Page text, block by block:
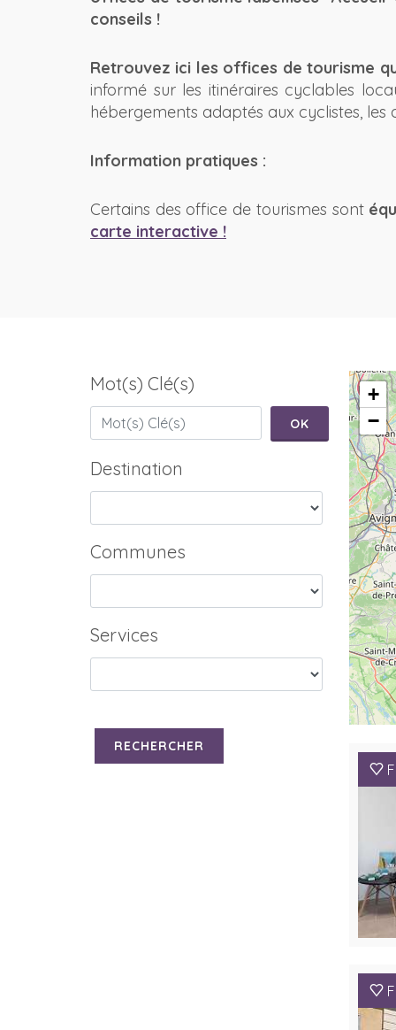
conseils !
Retrouvez ici les offices de tourisme
informé sur les itinéraires cyclables
hébergements adaptés aux cyclistes,
Information pratiques :
Certains des office de tourismes sont
carte interactive !
Mot(s) Clé(s)
OK
Destination
Communes
Services
RECHERCHER
+
−